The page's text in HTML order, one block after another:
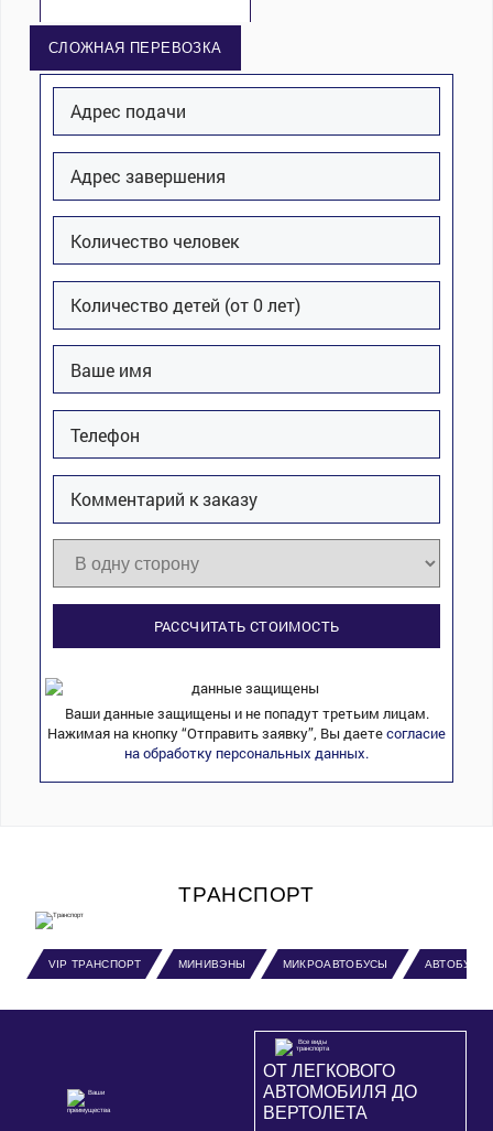
СЛОЖНАЯ ПЕРЕВОЗКА
РАССЧИТАТЬ СТОИМОСТЬ
Ваши данные защищены и не попадут третьим лицам.
Нажимая на кнопку “Отправить заявку”, Вы даетесогласие
на обработку персональных данных.
ТРАНСПОРТ
VIP ТРАНСПОРТ МИНИВЭНЫ МИКРОАВТОБУСЫ АВТОБУСЫ
ОТ ЛЕГКОВОГО
АВТОМОБИЛЯ ДО
ВЕРТОЛЕТА